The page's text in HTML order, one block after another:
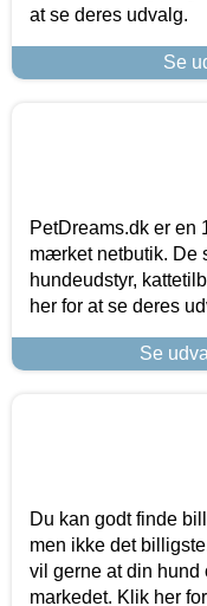
at se deres udvalg.
Se
PetDreams.dk er en
mærket netbutik. De
hundeudstyr,
her for at se deres
Se
Du kan godt finde
men ikke det
vil gerne at din hund
markedet. Klik her